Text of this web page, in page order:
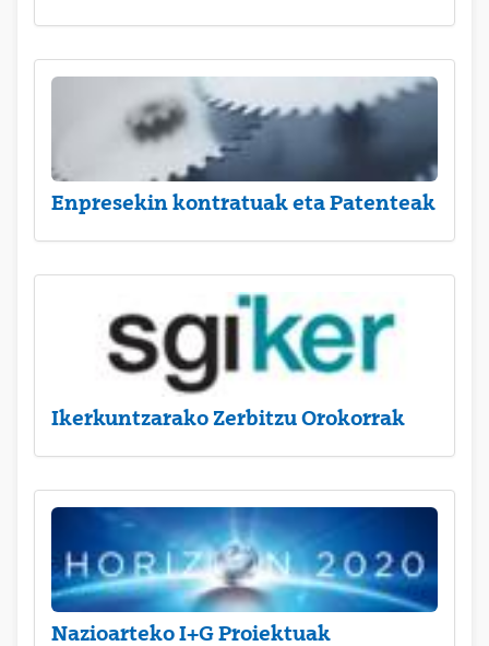
Enpresekin kontratuak eta Patenteak
Ikerkuntzarako Zerbitzu Orokorrak
Nazioarteko I+G Proiektuak